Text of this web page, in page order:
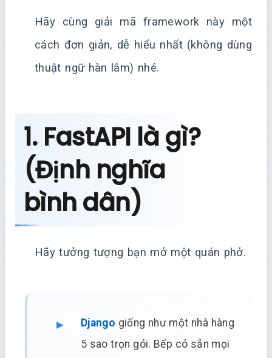
Hãy cùng giải mã framework này một
cách đơn giản, dễ hiểu nhất (không dùng
thuật ngữ hàn lâm) nhé.
1. FastAPI là gì?
(Định nghĩa
bình dân)
Hãy tưởng tượng bạn mở một quán phở.
Django giống như một nhà hàng
5 sao trọn gói. Bếp có sẵn mọi